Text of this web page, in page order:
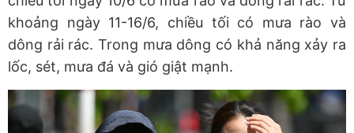
khoảng ngày 11-16/6, chiều tối có mưa rào và
dông rải rác. Trong mưa dông có khả năng xảy ra
lốc, sét, mưa đá và gió giật mạnh.